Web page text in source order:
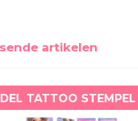
artikelen